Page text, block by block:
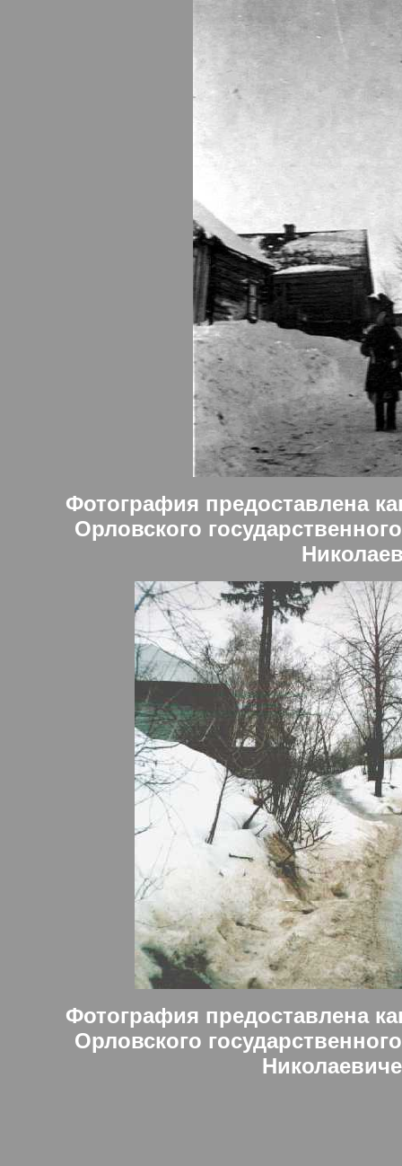
Фотография предоставлена
Орловского
Фотография предоставлена
Орловского